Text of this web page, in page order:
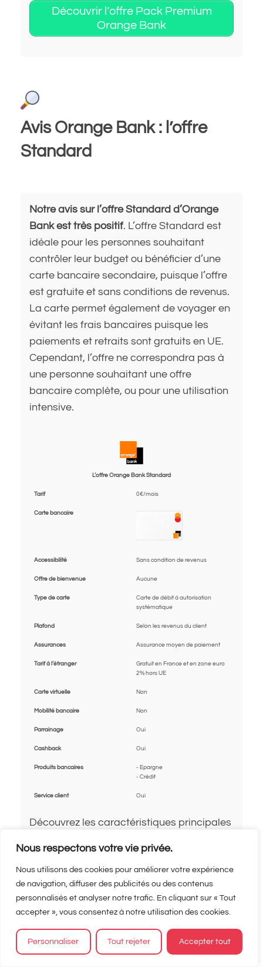
Nous respectons votre vie privée.
Nous utilisons des cookies pour améliorer votre expérience
de navigation, diffuser des publicités ou des contenus
personnalisés et analyser notre trafic. En cliquant sur « Tout
accepter », vous consentez à notre utilisation des cookies.
Personnaliser Tout rejeter Accepter tout
Découvrir l’offre Pack Premium
Orange Bank
Avis Orange Bank : l’offre
Standard
Notre avis sur l’offre Standard d’Orange
Bank est très positif. L’offre Standard est
idéale pour les personnes souhaitant
contrôler leur budget ou bénéficier d’une
carte bancaire secondaire, puisque l’offre
est gratuite et sans conditions de revenus.
La carte permet également de voyager en
évitant les frais bancaires puisque les
paiements et retraits sont gratuits en UE.
Cependant, l’offre ne correspondra pas à
une personne souhaitant une offre
bancaire complète, ou pour une utilisation
intensive.
L’offre Orange Bank Standard
Tarif 0€/mois
Carte bancaire
Accessibilité Sans condition de revenus
Offre de bienvenue Aucune
Type de carte
Carte de débit à autorisation
systématique
Plafond Selon les revenus du client
Assurances Assurance moyen de paiement
Tarif à l’étranger
Gratuit en France et en zone euro
2% hors UE
Carte virtuelle Non
Mobilité bancaire Non
Parrainage Oui
Cashback Oui
Produits bancaires
- Epargne
- Crédit
Service client Oui
Découvrez les caractéristiques principales
Une offre sans frais de tenue de
compte sous conditions d’utilisation,
et sans conditions de revenus
autorisation systématique
Une assurance moyen de paiement